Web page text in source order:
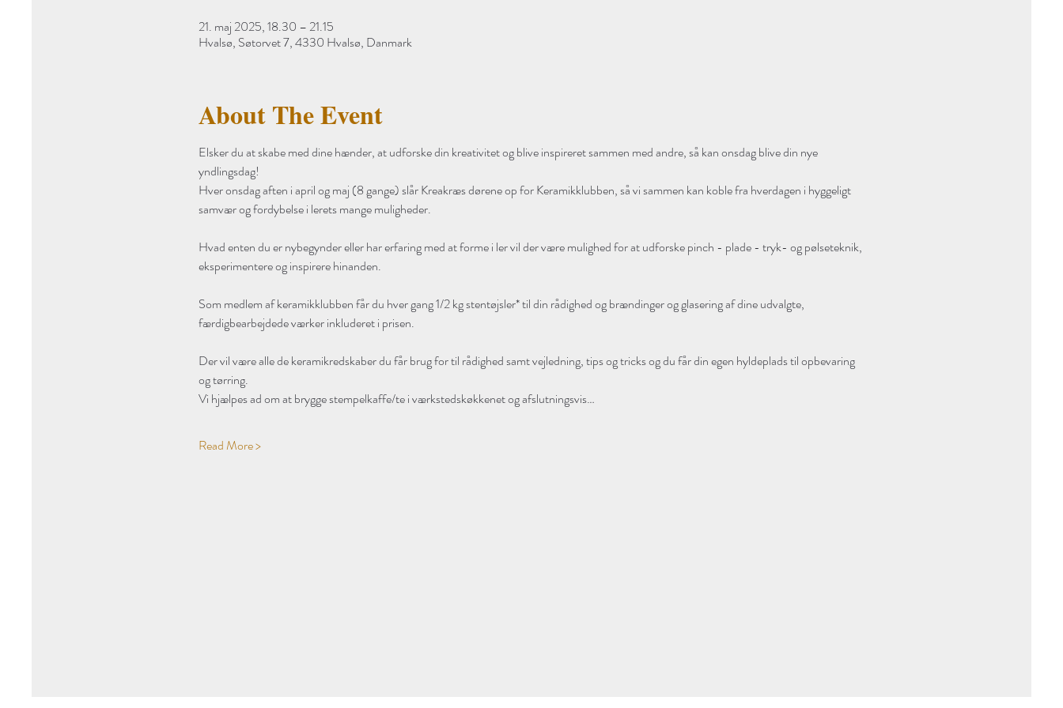
21. maj 2025, 18.30 – 21.15
Hvalsø, Søtorvet 7, 4330 Hvalsø, Danmark
About The Event
Elsker du at skabe med dine hænder, at udforske din kreativitet og blive inspireret sammen med andre, så kan onsdag blive din nye
yndlingsdag!
Hver onsdag aften i april og maj (8 gange) slår Kreakræs dørene op for Keramikklubben, så vi sammen kan koble fra hverdagen i hyggeligt
samvær og fordybelse i lerets mange muligheder.
Hvad enten du er nybegynder eller har erfaring med at forme i ler vil der være mulighed for at udforske pinch - plade - tryk- og pølseteknik,
eksperimentere og inspirere hinanden.
Som medlem af keramikklubben får du hver gang 1/2 kg stentøjsler* til din rådighed og brændinger og glasering af dine udvalgte,
færdigbearbejdede værker inkluderet i prisen.
Der vil være alle de keramikredskaber du får brug for til rådighed samt vejledning, tips og tricks og du får din egen hyldeplads til opbevaring
og tørring.
Vi hjælpes ad om at brygge stempelkaffe/te i værkstedskøkkenet og afslutningsvis…
Read More >